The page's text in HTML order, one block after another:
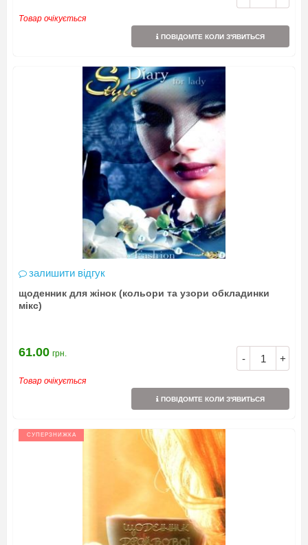
Товар очікується
ПОВІДОМТЕ КОЛИ З'ЯВИТЬСЯ
залишити відгук
щоденник для жінок (кольори та узори обкладинки
мікс)
- +
61.00 грн.
Товар очікується
ПОВІДОМТЕ КОЛИ З'ЯВИТЬСЯ
СУПЕРЗНИЖКА